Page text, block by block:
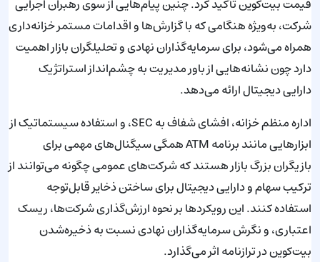
شرکت، به‌ویژه هنگامی که با گزارش‌ها و اقدامات مستمر خزانه‌داری
همراه می‌شود، برای سرمایه‌گذاران نهادی و تحلیلگران بازار اهمیت
دارد چون نشانه‌هایی از باور مدیریت به چشم‌انداز استراتژیک
دارایی دیجیتال ارائه می‌دهد.
اداره منظم خزانه، افشای شفاف به SEC، و استفاده سیستماتیک از
ابزارهایی مانند برنامه ATM همگی سیگنال‌های مهمی برای
بازیگران بزرگ بازار هستند که شرکت‌های عمومی چگونه می‌توانند از
ترکیب سهام و دارایی دیجیتال برای ساختن ذخایر قابل‌توجه
استفاده کنند. این رویکردها بر نحوه ارزش‌گذاری شرکت‌ها، ریسک
اعتباری، و نگرش سرمایه‌گذاران نهادی نسبت به ذخیره‌شدن
بیت‌کوین در ترازنامه اثر می‌گذارد.